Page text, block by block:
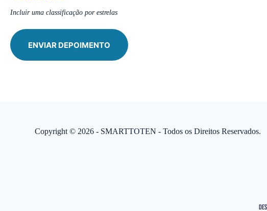
Incluir uma classificação por estrelas
Copyright © 2026 - SMARTTOTEN - Todos os Direitos Reservados.